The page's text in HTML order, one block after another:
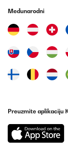
Međunarodni
Preuzmite aplikaciju